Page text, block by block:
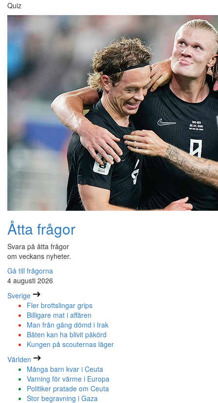
Quiz
Åtta frågor
Svara på åtta frågor
om veckans nyheter.
Gå till frågorna
4 augusti 2026
Sverige
Fler brottslingar grips
Billigare mat i affären
Man från gäng dömd i Irak
Båten kan ha blivit påkörd
Kungen på scouternas läger
Världen
Många barn kvar i Ceuta
Varning för värme i Europa
Politiker pratade om Ceuta
Stor begravning i Gaza